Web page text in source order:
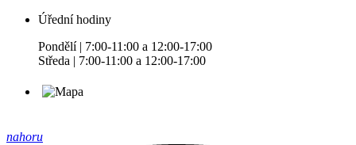
Úřední hodiny
Pondělí | 7:00-11:00 a 12:00-17:00
Středa | 7:00-11:00 a 12:00-17:00
nahoru